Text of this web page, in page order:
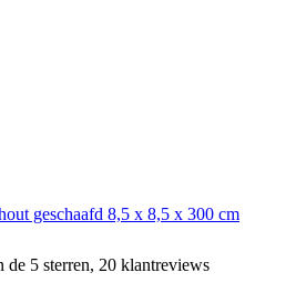
geschaafd 8,5 x 8,5 x 300 cm
de 5 sterren, 20 klantreviews